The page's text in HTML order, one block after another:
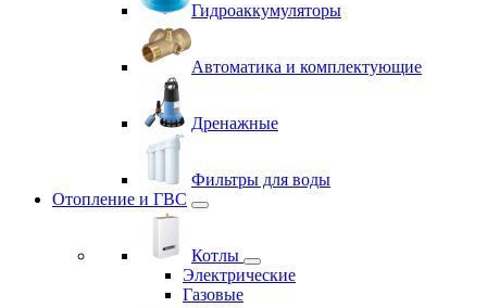
Гидроаккумуляторы
Автоматика и комплектующие
Дренажные
Фильтры для воды
Отопление и ГВС
Котлы
Электрические
Газовые